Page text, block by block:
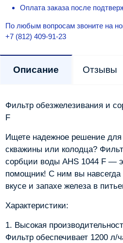
Оплата заказа после
По любым вопросам звоните на
+7 (812) 409-91-23
Описание Отзывы
Фильтр обезжелезивания и
F
Ищете надежное решение для
скважины или колодца?
сорбции воды AHS 1044 F —
помощник! С ним вы навсегда
вкусе и запахе железа в
Характеристики:
1. Высокая
Фильтр обеспечивает 1200 л/